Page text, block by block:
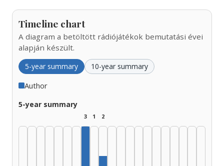
Timeline chart
A diagram a betöltött rádiójátékok bemutatási évei
alapján készült.
5-year summary 10-year summary
Author
5-year summary
3 1 2